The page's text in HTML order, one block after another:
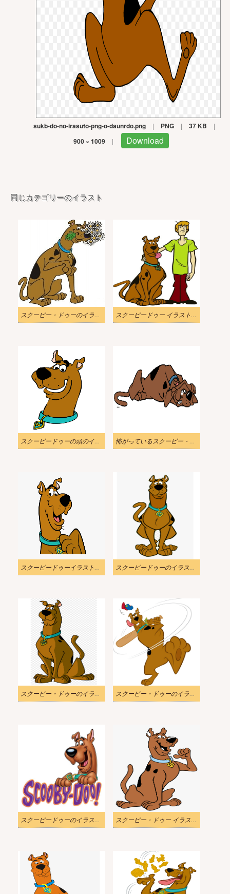
sukb-do-no-irasuto-png-o-daunrdo.png | PNG | 37 KB |
900 × 1009 | Download
同じカテゴリーのイラスト
スクービー・ドゥーのイラストダウンロード スクービードゥー イラスト png 無料 2
スクービードゥーの頭のイラスト 怖がっているスクービー・ドゥーのイラスト
スクービードゥーイラスト無料 スクービードゥーのイラスト透明
スクービー・ドゥーのイラストダウンロード 2 スクービー・ドゥーのイラスト画像をダウンロード 2
スクービードゥーのイラスト 無料の写真 スクービー・ドゥー イラスト PNG 2